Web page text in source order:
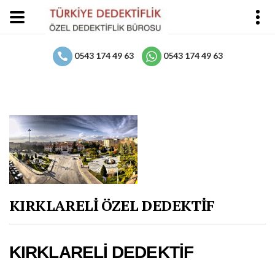
0543 174 49 63 0543 174 49 63
KIRKLARELİ ÖZEL DEDEKTİF
KIRKLARELİ DEDEKTİF